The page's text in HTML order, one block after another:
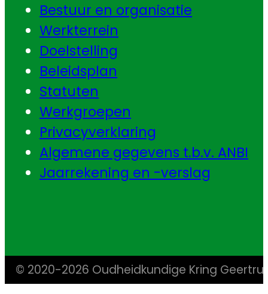
Bestuur en organisatie
Werkterrein
Doelstelling
Beleidsplan
Statuten
Werkgroepen
Privacyverklaring
Algemene gegevens t.b.v. ANBI
Jaarrekening en -verslag
© 2020-2026 Oudheidkundige Kring